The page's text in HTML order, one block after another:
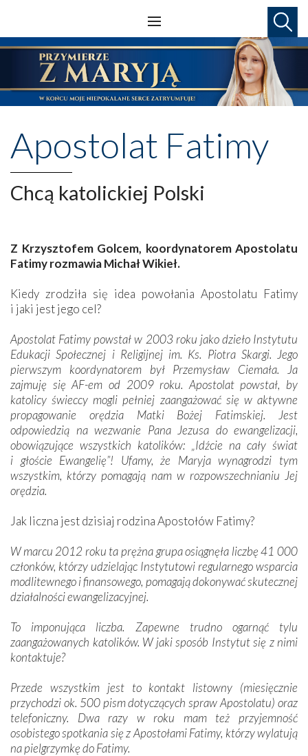
Apostolat Fatimy
Chcą katolickiej Polski
Z Krzysztofem Golcem, koordynatorem Apostolatu
Fatimy rozmawia Michał Wikieł.
Kiedy zrodziła się idea powołania Apostolatu Fatimy
i jaki jest jego cel?
Apostolat Fatimy powstał w 2003 roku jako dzieło Instytutu
Edukacji Społecznej i Religijnej im. Ks. Piotra Skargi. Jego
pierwszym koordynatorem był Przemysław Ciemała. Ja
zajmuję się AF-em od 2009 roku. Apostolat powstał, by
katolicy świeccy mogli pełniej zaangażować się w aktywne
propagowanie orędzia Matki Bożej Fatimskiej. Jest
odpowiedzią na wezwanie Pana Jezusa do ewangelizacji,
obowiązujące wszystkich katolików: „Idźcie na cały świat
i głoście Ewangelię”! Ufamy, że Maryja wynagrodzi tym
wszystkim, którzy pomagają nam w rozpowszechnianiu Jej
orędzia.
Jak liczna jest dzisiaj rodzina Apostołów Fatimy?
W marcu 2012 roku ta prężna grupa osiągnęła liczbę 41 000
członków, którzy udzielając Instytutowi regularnego wsparcia
modlitewnego i finansowego, pomagają dokonywać skutecznej
działalności ewangelizacyjnej.
To imponująca liczba. Zapewne trudno ogarnąć tylu
zaangażowanych katolików. W jaki sposób Instytut się z nimi
kontaktuje?
Przede wszystkim jest to kontakt lis­towny (miesięcznie
przychodzi ok. 500 pism dotyczących spraw Apostolatu) oraz
telefoniczny. Dwa razy w roku mam też przyjemność
osobistego spotkania się z Apostołami Fatimy, którzy wylatują
na pielgrzymkę do Fatimy.